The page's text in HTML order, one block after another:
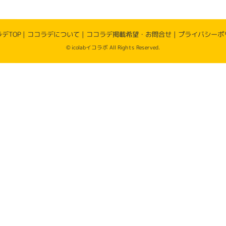
TOP| ココラデについて | ココラデ掲載希望・お問合せ | プライバシーポ
© icolabイコラボ All Rights Reserved.